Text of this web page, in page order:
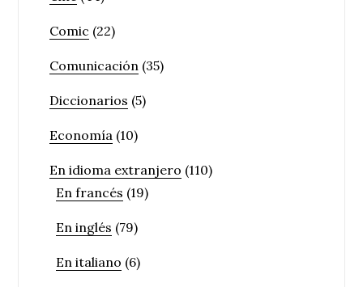
Comic (22)
Comunicación (35)
Diccionarios (5)
Economía (10)
En idioma extranjero (110)
En francés (19)
En inglés (79)
En italiano (6)